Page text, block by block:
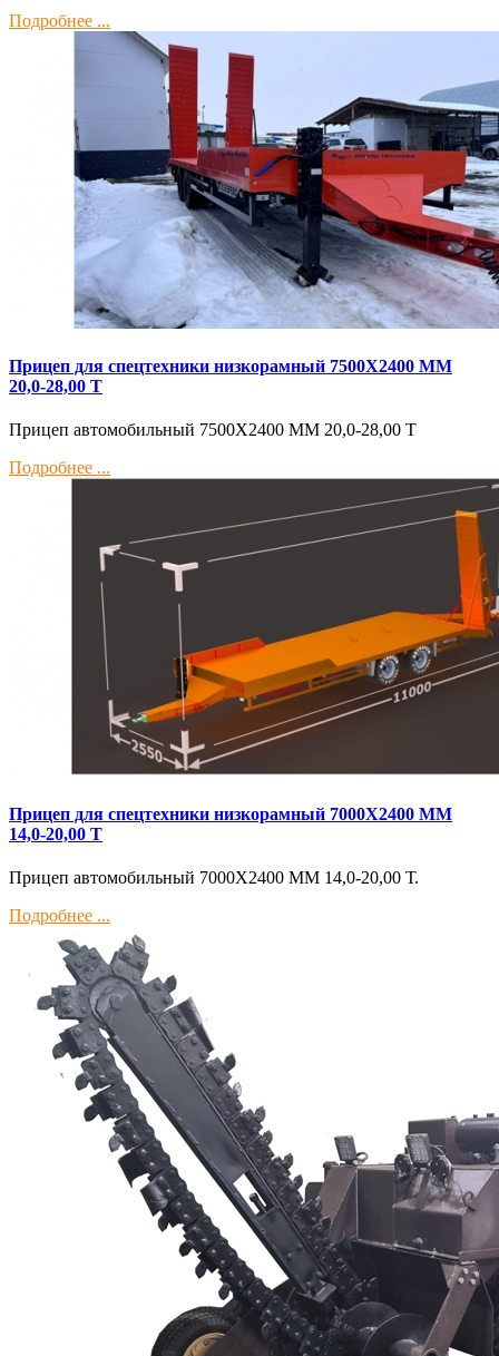
Подробнее ...
Прицеп для спецтехники низкорамный 7500Х2400 ММ
20,0-28,00 Т
Прицеп автомобильный 7500Х2400 ММ 20,0-28,00 Т
Подробнее ...
Прицеп для спецтехники низкорамный 7000Х2400 ММ
14,0-20,00 Т
Прицеп автомобильный 7000Х2400 ММ 14,0-20,00 Т.
Подробнее ...